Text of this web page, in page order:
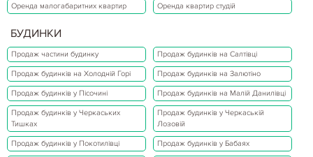
Оренда малогабаритних квартир Оренда квартир студій
БУДИНКИ
Продаж частини будинку Продаж будинків на Салтівці
Продаж будинків на Холодній Горі Продаж будинків на Залютіно
Продаж будинків у Пісочині Продаж будинків на Малій Данилівці
Продаж будинків у Черкаських
Тишках
Продаж будинків у Черкаській
Лозовій
Продаж будинків у Покотилівці Продаж будинків у Бабаях